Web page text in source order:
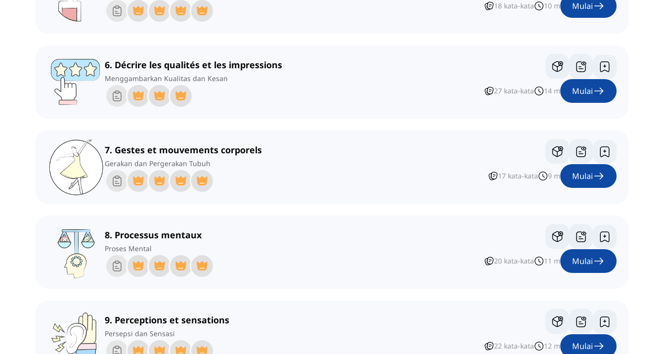
18 kata-kata 10 m Mulai
6. Décrire les qualités et les impressions
Menggambarkan Kualitas dan Kesan
27 kata-kata 14 m Mulai
7. Gestes et mouvements corporels
Gerakan dan Pergerakan Tubuh
17 kata-kata 9 m Mulai
8. Processus mentaux
Proses Mental
20 kata-kata 11 m Mulai
9. Perceptions et sensations
Persepsi dan Sensasi
22 kata-kata 12 m Mulai